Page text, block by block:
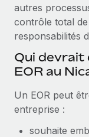
Remote
Gardez un
matière de
Gestion des
Achetez et
dans le monde
Création
Établissez
Paie multipays
EOR et PEO
Gestion des
Explorer le blog
autres
contrôle total
responsabilités
Qui devrait
EOR au
Un EOR peut
entreprise :
souhaite